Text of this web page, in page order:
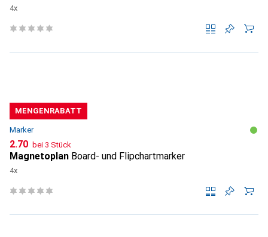
4x
MENGENRABATT
Marker
CHF
2.70 bei 3 Stück
Magnetoplan Board- und Flipchartmarker
4x